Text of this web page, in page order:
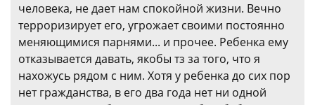
человека, не дает нам спокойной жизни. Вечно
терроризирует его, угрожает своими постоянно
меняющимися парнями... и прочее. Ребенка ему
отказывается давать, якобы тз за того, что я
нахожусь рядом с ним. Хотя у ребенка до сих пор
нет гражданства, в его два года нет ни одной